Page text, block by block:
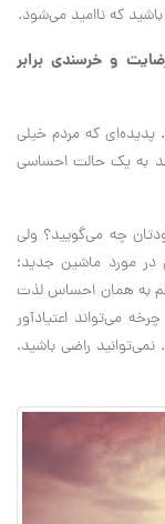
که ناامید می‌شود.
و خرسندی برابر
پدیده‌ای که مردم خیلی
به یک حالت احساسی
چه می‌گویید؟ ولی
مورد ماشین جدید؛
هم به همان احساس لذت
می‌تواند اعتیادآور
راضی باشید.